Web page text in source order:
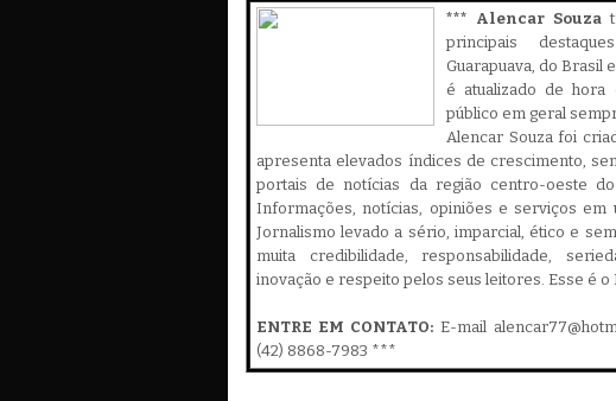
*** Alencar Souza
principais
Guarapuava, do Brasil
é atualizado de
público em geral
Alencar Souza foi
apresenta elevados índices de crescimento,
portais de notícias da região centro-oeste do
Informações, notícias, opiniões e serviços em
Jornalismo levado a sério, imparcial, ético e
muita credibilidade, responsabilidade,
inovação e respeito pelos seus leitores. Esse é o
ENTRE EM CONTATO: E-mail
(42) 8868-7983 ***